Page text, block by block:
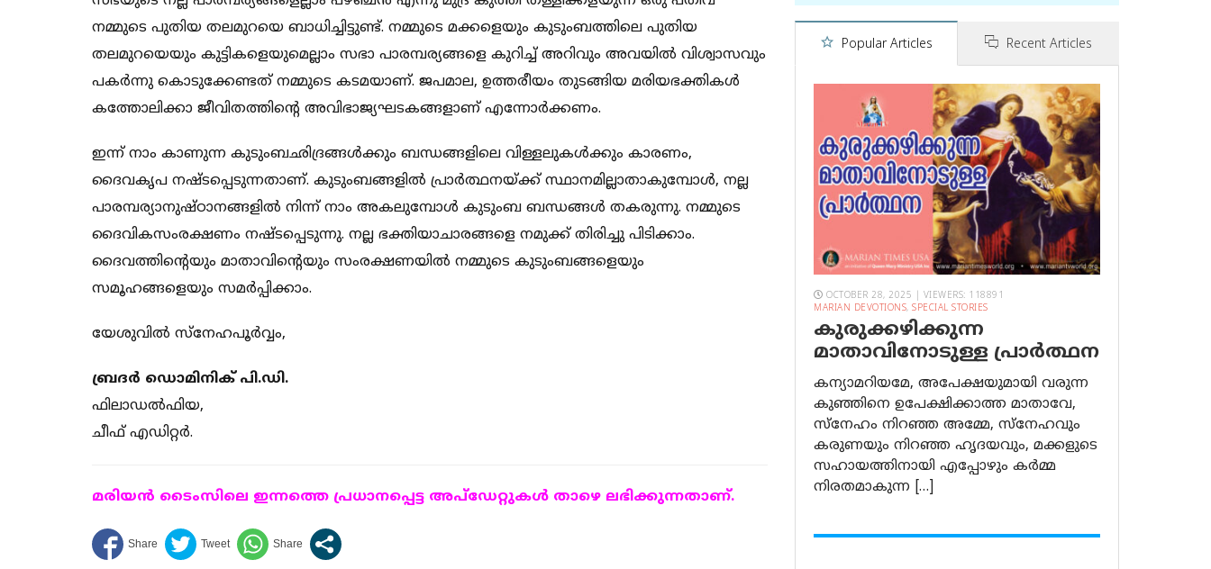
നമ്മുടെ പുതിയ തലമുറയെ ബാധിച്ചിട്ടുണ്ട്. നമ്മുടെ മക്കളെയും കുടുംബത്തിലെ പുതിയ
തലമുറയെയും കുട്ടികളെയുമെല്ലാം സഭാ പാരമ്പര്യങ്ങളെ കുറിച്ച് അറിവും അവയില്‍ വിശ്വാസവും
പകര്‍ന്നു കൊടുക്കേണ്ടത് നമ്മുടെ കടമയാണ്. ജപമാല, ഉത്തരീയം തുടങ്ങിയ മരിയഭക്തികള്‍
കത്തോലിക്കാ ജീവിതത്തിന്റെ അവിഭാജ്യഘടകങ്ങളാണ് എന്നോര്‍ക്കണം.
ഇന്ന് നാം കാണുന്ന കുടുംബഛിദ്രങ്ങള്‍ക്കും ബന്ധങ്ങളിലെ വിള്ളലുകള്‍ക്കും കാരണം,
ദൈവകൃപ നഷ്ടപ്പെടുന്നതാണ്. കുടുംബങ്ങളില്‍ പ്രാര്‍ത്ഥനയ്ക്ക് സ്ഥാനമില്ലാതാകുമ്പോള്‍, നല്ല
പാരമ്പര്യാനുഷ്ഠാനങ്ങളില്‍ നിന്ന് നാം അകലുമ്പോള്‍ കുടുംബ ബന്ധങ്ങള്‍ തകരുന്നു. നമ്മുടെ
ദൈവികസംരക്ഷണം നഷ്ടപ്പെടുന്നു. നല്ല ഭക്തിയാചാരങ്ങളെ നമുക്ക് തിരിച്ചു പിടിക്കാം.
ദൈവത്തിന്റെയും മാതാവിന്റെയും സംരക്ഷണയില്‍ നമ്മുടെ കുടുംബങ്ങളെയും
സമൂഹങ്ങളെയും സമര്‍പ്പിക്കാം.
യേശുവില്‍ സ്നേഹപൂര്‍വ്വം,
ബ്രദര്‍ ഡൊമിനിക് പി.ഡി.
ഫിലാഡല്‍ഫിയ,
ചീഫ് എഡിറ്റര്‍.
മരിയന്‍ ടൈംസിലെ ഇന്നത്തെ പ്രധാനപ്പെട്ട അപ്ഡേറ്റുകള്‍ താഴെ ലഭിക്കുന്നതാണ്.
Popular Articles Recent Articles
OCTOBER 28, 2025 | VIEWERS: 118891
MARIAN DEVOTIONS, SPECIAL STORIES
കുരുക്കഴിക്കുന്ന
മാതാവിനോടുള്ള പ്രാര്‍ത്ഥന
കന്യാമറിയമേ, അപേക്ഷയുമായി വരുന്ന
കുഞ്ഞിനെ ഉപേക്ഷിക്കാത്ത മാതാവേ,
സ്നേഹം നിറഞ്ഞ അമ്മേ, സ്നേഹവും
കരുണയും നിറഞ്ഞ ഹൃദയവും, മക്കളുടെ
സഹായത്തിനായി എപ്പോഴും കർമ്മ
നിരതമാകുന്ന […]